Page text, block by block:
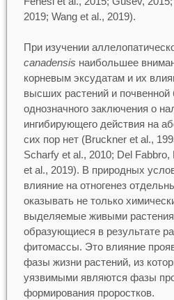
2019; Wang et al., 2019).
При изучении
canadensis наибольшее
корневым эксудатам и их
высших растений и почвенной
однозначного заключения о
ингибирующего действия на
сих пор нет (Bruckner et al.,
Scharfy et al., 2010; Del
et al., 2019). В природных
влияние на отногенез
оказывать не только
выделяемые живыми
образующиеся в результате
фитомассы. Это влияние
фазы жизни растений, из
уязвимыми являются фазы
формирования проростков.